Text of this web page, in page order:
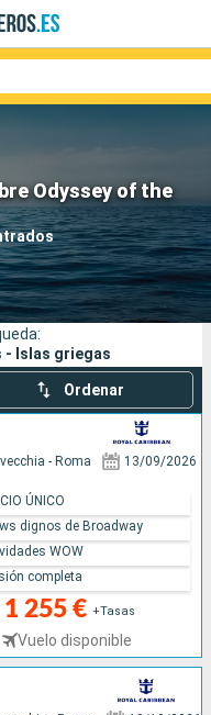
Odyssey of the
Compañías
- Islas griegas
Ordenar
- Roma 13/09/2026
1 255 € +Tasas
Vuelo disponible
ÚNICO
dignos de Broadway
WOW
completa